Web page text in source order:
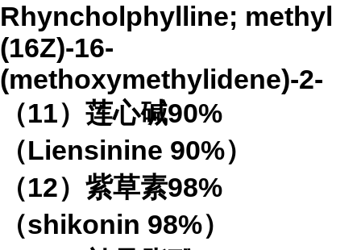
Rhyncholphylline; methyl
(16Z)-16-
(methoxymethylidene)-2-
（11）莲心碱90%
（Liensinine 90%）
（12）紫草素98%
（shikonin 98%）